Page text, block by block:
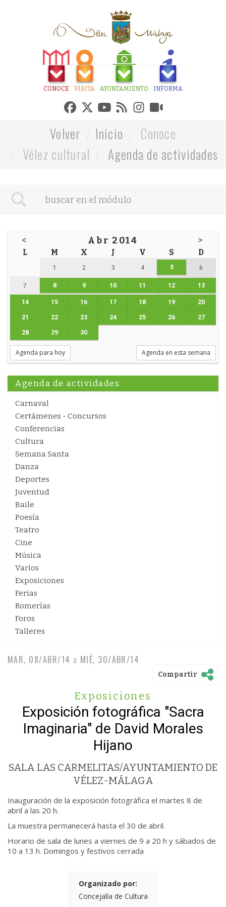
CONOCE VISITA AYUNTAMIENTO INFORMA
Volver Inicio
Conoce
Vélez cultural
Agenda de actividades
< Abr 2014 >
L M X J V S D
1 2 3 4 5 6
7 8 9 10 11 12 13
14 15 16 17 18 19 20
21 22 23 24 25 26 27
28 29 30
Agenda para hoy Agenda en esta semana
Agenda de actividades
Carnaval
Certámenes - Concursos
Conferencias
Cultura
Semana Santa
Danza
Deportes
Juventud
Baile
Poesía
Teatro
Cine
Música
Varios
Exposiciones
Ferias
Romerías
Foros
Talleres
MAR, 08/ABR/14 a MIÉ, 30/ABR/14
Compartir
Exposiciones
Exposición fotográfica "Sacra
Imaginaria" de David Morales
Hijano
SALA LAS CARMELITAS/AYUNTAMIENTO DE
VÉLEZ-MÁLAGA
Inauguración de la exposición fotográfica el martes 8 de
abril a las 20 h.
La muestra permanecerá hasta el 30 de abril.
Horario de sala de lunes a viernes de 9 a 20 h y sábados de
10 a 13 h. Domingos y festivos cerrada
Organizado por:
Concejalía de Cultura